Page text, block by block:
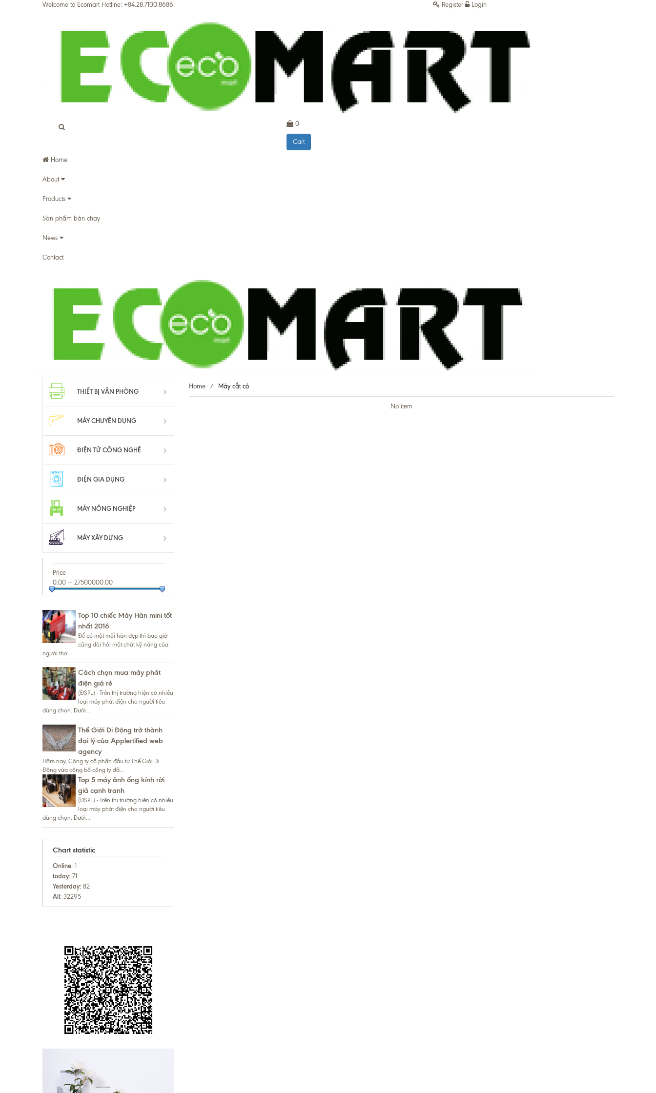
Welcome to Ecomart Hotline: +84.28.7100.8686 Register Login
0
Cart
Home
About
Products
Sản phẩm bán chạy
News
Contact
THIẾT BỊ VĂN PHÒNG
MÁY CHUYÊN DỤNG
ĐIỆN TỬ CÔNG NGHỆ
ĐIỆN GIA DỤNG
MÁY NÔNG NGHIỆP
MÁY XÂY DỰNG
Price
0.00 — 27500000.00
Top 10 chiếc Máy Hàn mini tốt
nhất 2016
Để có một mối hàn đẹp thì bao giờ
cũng đòi hỏi một chút kỹ năng của
người thợ...
Cách chọn mua máy phát
điện giá rẻ
(ĐSPL) - Trên thị trường hiện có nhiều
loại máy phát điện cho người tiêu
dùng chọn. Dưới...
Thế Giới Di Động trở thành
đại lý của Applertified web
agency
Hôm nay, Công ty cổ phần đầu tư Thế Giới Di
Động vừa công bố công ty đã...
Top 5 máy ảnh ống kính rời
giá cạnh tranh
(ĐSPL) - Trên thị trường hiện có nhiều
loại máy phát điện cho người tiêu
dùng chọn. Dưới...
Chart statistic
Online: 1
today: 71
Yesterday: 82
All: 32295
Home / Máy cắt cỏ
No item